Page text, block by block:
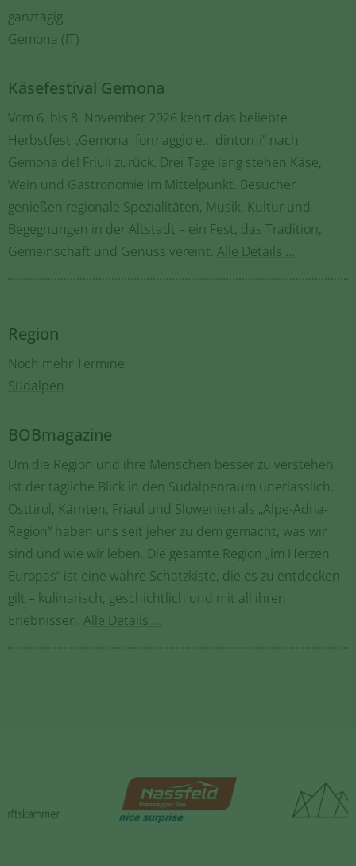
ganztägig
Gemona (IT)
Käsefestival Gemona
Vom 6. bis 8. November 2026 kehrt das beliebte
Herbstfest „Gemona, formaggio e... dintorni“ nach
Gemona del Friuli zurück. Drei Tage lang stehen Käse,
Wein und Gastronomie im Mittelpunkt. Besucher
genießen regionale Spezialitäten, Musik, Kultur und
Begegnungen in der Altstadt – ein Fest, das Tradition,
Gemeinschaft und Genuss vereint. Alle Details ...
Region
Noch mehr Termine
Südalpen
BOBmagazine
Um die Region und ihre Menschen besser zu verstehen,
ist der tägliche Blick in den Südalpenraum unerlässlich.
Osttirol, Kärnten, Friaul und Slowenien als „Alpe-Adria-
Region“ haben uns seit jeher zu dem gemacht, was wir
sind und wie wir leben. Die gesamte Region „im Herzen
Europas“ ist eine wahre Schatzkiste, die es zu entdecken
gilt – kulinarisch, geschichtlich und mit all ihren
Erlebnissen. Alle Details ...